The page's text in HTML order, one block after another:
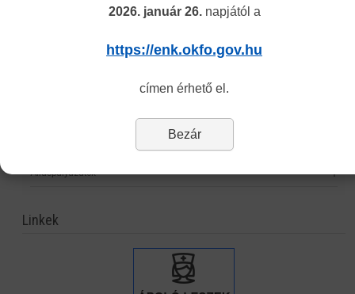
Hagyományos kínai gyógyászati engedély nyilvántartása
Álláspályázatok
Linkek
2026. január 26.napjától a
https://enk.okfo.gov.hu
címen érhető el.
Bezár